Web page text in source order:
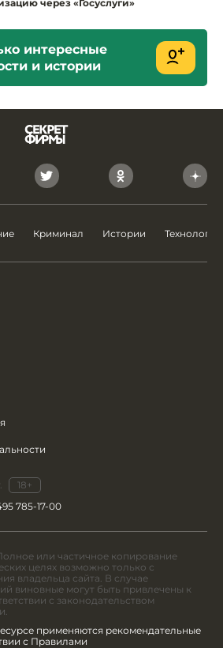
через «Госуслуги»
интересные
и истории
Криминал Истории Технологии
18+
785-17-00
или частичное копирование
целях возможно только с
владельца сайта. В случае
виновные могут быть привлечены к
с законодательством
применяются рекомендательные
с Правилами